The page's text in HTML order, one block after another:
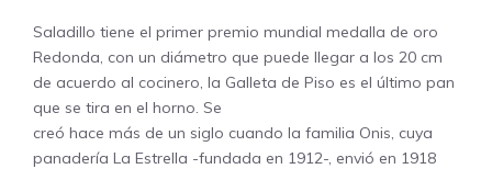
Saladillo tiene el primer premio mundial medalla de oro
Redonda, con un diámetro que puede llegar a los 20 cm
de acuerdo al cocinero, la Galleta de Piso es el último pan
que se tira en el horno. Se
creó hace más de un siglo cuando la familia Onis, cuya
panadería La Estrella -fundada en 1912-, envió en 1918